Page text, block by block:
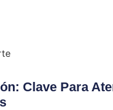
Clave Para